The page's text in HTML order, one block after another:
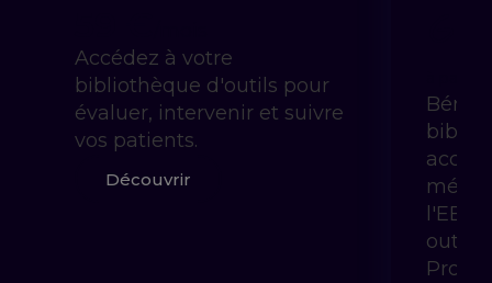
Accédez à votre
bibliothèque d'outils pour
évaluer, intervenir et suivre
vos patients.
Découvrir
l'EBP
outils